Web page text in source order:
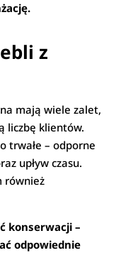
z
mają wiele zalet,
liczbę klientów.
trwałe – odporne
upływ czasu.
również
konserwacji –
odpowiednie